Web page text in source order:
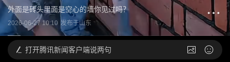
外面是砖头里面是空心的墙你见过吗？
2026-06-27 10:10 发布于山东
打开腾讯新闻客户端说两句